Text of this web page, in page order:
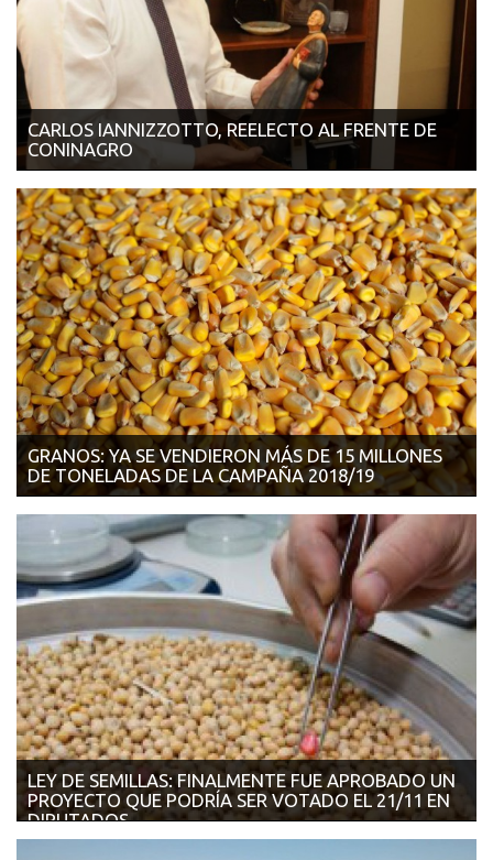
CARLOS IANNIZZOTTO, REELECTO AL FRENTE DE
CONINAGRO
como consejero nacional de la ...
GRANOS: YA SE VENDIERON MÁS DE 15 MILLONES
DE TONELADAS DE LA CAMPAÑA 2018/19
a 7,2, 4,6 y 3,2 millones de ...
LEY DE SEMILLAS: FINALMENTE FUE APROBADO UN
PROYECTO QUE PODRÍA SER VOTADO EL 21/11 EN
DIPUTADOS